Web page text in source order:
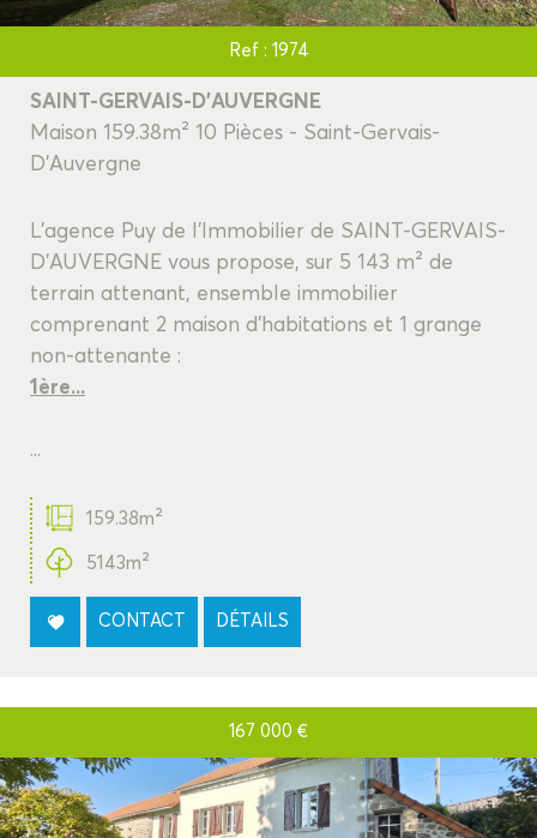
Ref : 1974
SAINT-GERVAIS-D'AUVERGNE
Maison 159.38m² 10 Pièces - Saint-Gervais-
D'Auvergne
L'agence Puy de l'Immobilier de SAINT-GERVAIS-
D'AUVERGNE vous propose, sur 5 143 m² de
terrain attenant, ensemble immobilier
comprenant 2 maison d'habitations et 1 grange
non-attenante :
1ère...
...
159.38m²
5143m²
CONTACT DÉTAILS
167 000 €